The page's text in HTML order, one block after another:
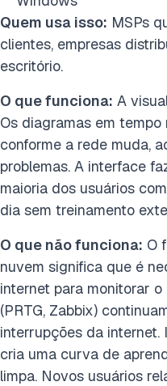
Quem usa isso: MSPs
clientes, empresas
escritório.
O que funciona: A
Os diagramas em
conforme a rede muda,
problemas. A interface
maioria dos usuários
dia sem treinamento
O que não funciona: O
nuvem significa que é
internet para monitorar
(PRTG, Zabbix)
interrupções da internet.
cria uma curva de
limpa. Novos usuários